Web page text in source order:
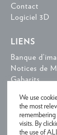
Contact
Logiciel 3D
LIENS
Banque
Notices de
Gabarits
We use
the most
remembering
visits. By
the use of